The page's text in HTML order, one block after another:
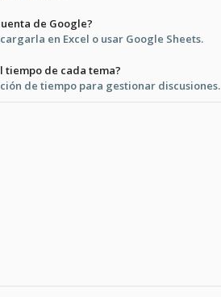
de Google?
en Excel o usar Google Sheets.
tiempo de cada tema?
de tiempo para gestionar discusiones.